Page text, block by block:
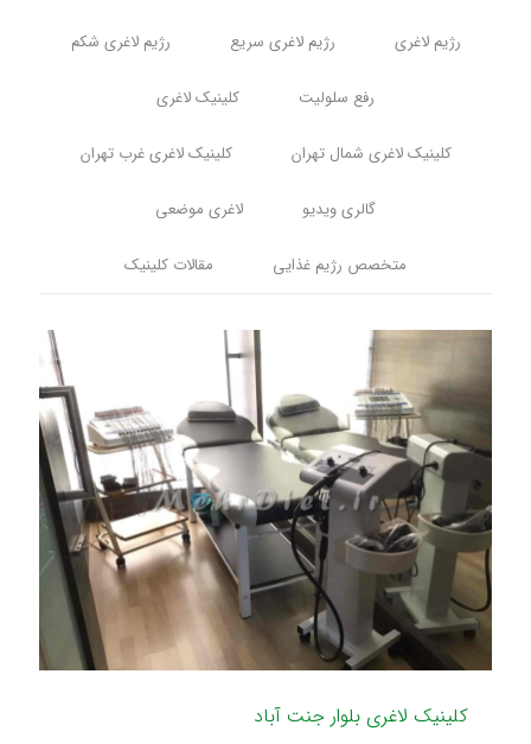
رژیم لاغری رژیم لاغری سریع رژیم لاغری شکم
رفع سلولیت کلینیک لاغری
کلینیک لاغری شمال تهران کلینیک لاغری غرب تهران
گالری ویدیو لاغری موضعی
متخصص رژیم غذایی مقالات کلینیک
کلینیک لاغری بلوار جنت آباد